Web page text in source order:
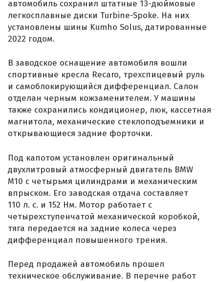
автомобиль сохранил штатные 13-дюймовые
легкосплавные диски Turbine-Spoke. На них
установлены шины Kumho Solus, датированные
2022 годом.
В заводское оснащение автомобиля вошли
спортивные кресла Recaro, трехспицевый руль
и самоблокирующийся дифференциал. Салон
отделан черным кожзаменителем. У машины
также сохранились кондиционер, люк, кассетная
магнитола, механические стеклоподъемники и
открывающиеся задние форточки.
Под капотом установлен оригинальный
двухлитровый атмосферный двигатель BMW
M10 с четырьмя цилиндрами и механическим
впрыском. Его заводская отдача составляет
110 л. с. и 152 Нм. Мотор работает с
четырехступенчатой механической коробкой,
тяга передается на задние колеса через
дифференциал повышенного трения.
Перед продажей автомобиль прошел
техническое обслуживание. В перечне работ